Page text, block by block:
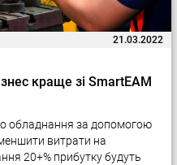
21.03.2022
краще зі SmartEAM
обладнання за допомогою
витрати на
20+% прибутку будуть